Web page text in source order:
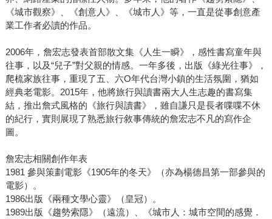
《城市觀察》、《創意人》、《城市人》等，一直是從事創意產
業工作者必讀的作品。
2006年，詹宏志發表首部散文集《人生一瞬》，感性書寫童年與
往事，以及“兒子”對父親的情感。一年多後，出版《綠光往事》，
爬梳家族往事，重現了五、六O年代台灣小鎮的生活氛圍，猶如
經典老電影。2015年，他將旅行與讀書兩大人生志趣的書寫集
結，推出詹式風格的《旅行與讀書》，雖自謙只是長者喋喋不休
的紀行，實則展現了熟悉旅行敘事傳統的詹宏志不凡的寫作企
圖。
詹宏志相關創作年表
1981 參與策劃電影《1905年的冬天》（亦為楊德昌第一部參與的
電影）。
1986出版《兩種文學心靈》（皇冠）。
1989出版《趨勢索隱》（遠流）、《城市人：城市空間的感覺．